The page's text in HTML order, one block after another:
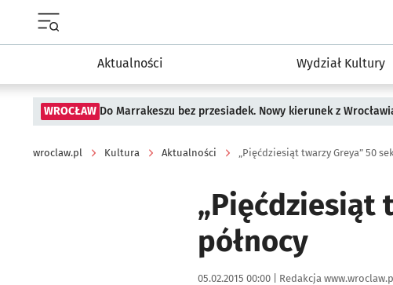
Aktualności Wydział Kultury
WROCŁAW Do Marrakeszu bez przesiadek. Nowy kierunek z
wroclaw.pl Kultura Aktualności „Pięćdziesiąt twarzy Greya” 50
„Pięćdziesiąt
północy
Data publikacji:
05.02.2015 00:00 | Autor:
Redakcja